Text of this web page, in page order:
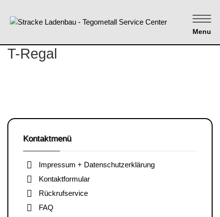
Menu
T-Regal
Kontaktmenü
Impressum + Datenschutzerklärung
Kontaktformular
Rückrufservice
FAQ